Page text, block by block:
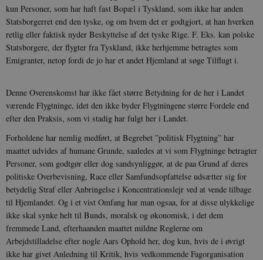
kun Personer, som har haft fast Bopæl i Tyskland, som ikke har anden
Statsborgerret end den tyske, og om hvem det er godtgjort, at han hverken
retlig eller faktisk nyder Beskyttelse af det tyske Rige. F. Eks. kan polske
Statsborgere, der flygter fra Tyskland, ikke herhjemme betragtes som
Emigranter, netop fordi de jo har et andet Hjemland at søge Tilflugt i.
Denne Overenskomst har ikke fået større Betydning for de her i Landet
værende Flygtninge, idet den ikke byder Flygtningene større Fordele end
efter den Praksis, som vi stadig har fulgt her i Landet.
Forholdene har nemlig medført, at Begrebet ”politisk Flygtning” har
maattet udvides af humane Grunde, saaledes at vi som Flygtninge betragter
Personer, som godtgør eller dog sandsynliggør, at de paa Grund af deres
politiske Overbevisning, Race eller Samfundsopfattelse udsætter sig for
betydelig Straf eller Anbringelse i Koncentrationslejr ved at vende tilbage
til Hjemlandet. Og i et vist Omfang har man ogsaa, for at disse ulykkelige
ikke skal synke helt til Bunds, moralsk og økonomisk, i det dem
fremmede Land, efterhaanden maattet mildne Reglerne om
Arbejdstilladelse efter nogle Aars Ophold her, dog kun, hvis de i øvrigt
ikke har givet Anledning til Kritik, hvis vedkommende Fagorganisation
sp_landing
Spotify Inc.
.spotify.com
1 dag
JSESSIONID
Oracle Corporation
.nr-data.net
Session
CookieScriptConsent
CookieScript
danmarkshistorien.dk
1 år